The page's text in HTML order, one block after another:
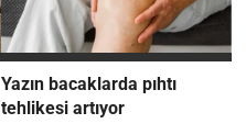
Yazın bacaklarda pıhtı
tehlikesi artıyor